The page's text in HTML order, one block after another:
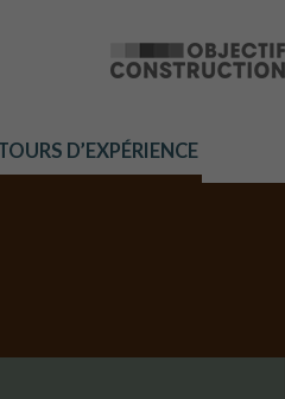
D’EXPÉRIENCE